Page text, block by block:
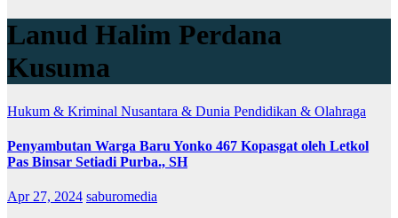
Lanud Halim Perdana
Kusuma
Hukum & Kriminal Nusantara & Dunia Pendidikan & Olahraga
Penyambutan Warga Baru Yonko 467 Kopasgat oleh Letkol
Pas Binsar Setiadi Purba., SH
Apr 27, 2024 saburomedia